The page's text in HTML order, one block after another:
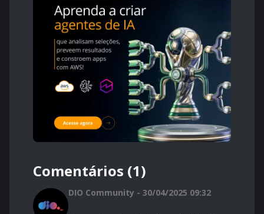
Comentários (1)
DIO Community - 30/04/2025 09:32